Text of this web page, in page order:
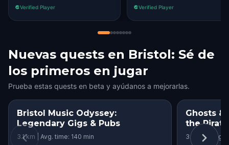
Verified Player Verified Player
Nuevas quests en Bristol: Sé de
los primeros en jugar
Prueba estas quests en beta y ayúdanos a mejorarlas.
Bristol Music Odyssey:
Legendary Gigs & Pubs
3.1 km | Avg. time: 140 min
Ghosts &
the
3.3 km | Avg.